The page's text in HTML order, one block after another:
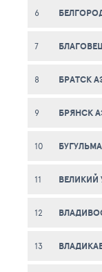
6
7
8 БРАТСК
9 БРЯНСК
10
11
12
13